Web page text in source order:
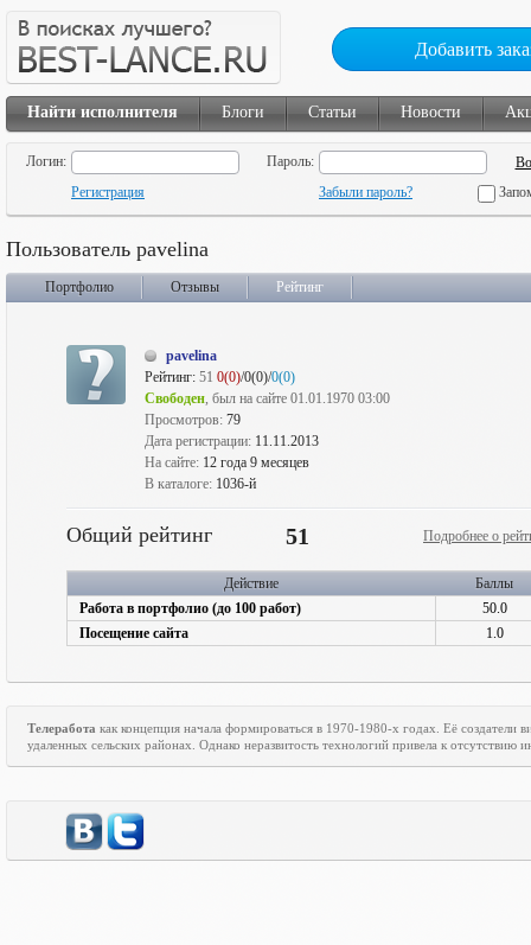
Добавить
Найти исполнителя Блоги Статьи Новости
Логин:
Пароль:
Регистрация
Забыли пароль?
Пользователь pavelina
Портфолио Отзывы Рейтинг
pavelina
Рейтинг: 51 0(0)/0(0)/0(0)
Свободен, был на сайте 01.01.1970 03:00
Просмотров: 79
Дата регистрации: 11.11.2013
На сайте: 12 года 9 месяцев
В каталоге: 1036-й
Общий рейтинг 51 Подробнее о
Действие
Баллы
Работа в портфолио (до 100 работ)
50.0
Посещение сайта
1.0
Телеработа как концепция начала формироваться в 1970-1980-х годах. Её
удаленных сельских районах. Однако неразвитость технологий привела к отсутствию